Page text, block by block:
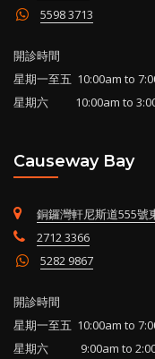
5598 3713
開診時間
星期一至五 10:00am to
星期六 10:00am to
Causeway Bay
銅鑼灣軒尼斯道555號
2712 3366
5282 9867
開診時間
星期一至五 10:00am to
星期六 9:00am to